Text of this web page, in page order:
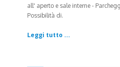
all' aperto e sale interne -
Possibilità di.
Leggi tutto ...